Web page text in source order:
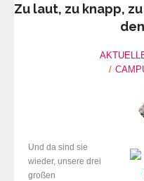
Zu laut, zu knapp,
Und da sind sie
wieder, unsere drei
großen